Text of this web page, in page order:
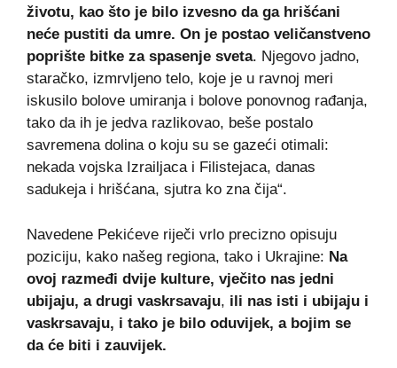
životu, kao što je bilo izvesno da ga hrišćani
neće pustiti da umre. On je postao veličanstveno
poprište bitke za spasenje sveta. Njegovo jadno,
staračko, izmrvljeno telo, koje je u ravnoj meri
iskusilo bolove umiranja i bolove ponovnog rađanja,
tako da ih je jedva razlikovao, beše postalo
savremena dolina o koju su se gazeći otimali:
nekada vojska Izrailjaca i Filistejaca, danas
sadukeja i hrišćana, sjutra ko zna čija“.
Navedene Pekićeve riječi vrlo precizno opisuju
poziciju, kako našeg regiona, tako i Ukrajine: Na
ovoj razmeđi dvije kulture, vječito nas jedni
ubijaju, a drugi vaskrsavaju, ili nas isti i ubijaju i
vaskrsavaju, i tako je bilo oduvijek, a bojim se
da će biti i zauvijek.